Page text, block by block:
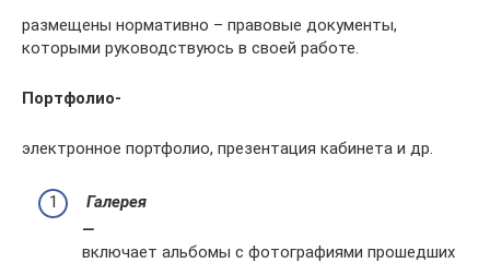
размещены нормативно – правовые документы,
которыми руководствуюсь в своей работе.
Портфолио-
электронное портфолио, презентация кабинета и др.
Галерея
—
включает альбомы с фотографиями прошедших